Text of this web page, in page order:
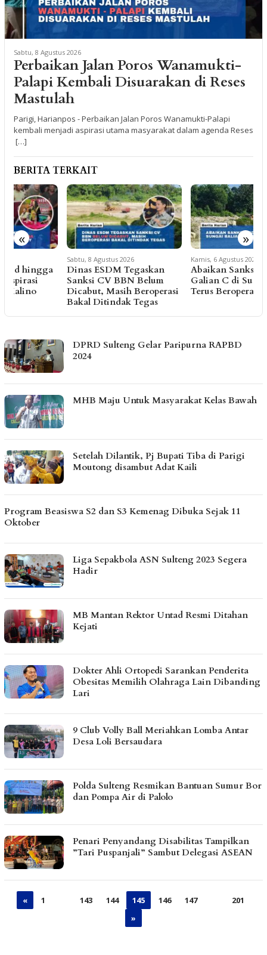
Sabtu, 8 Agustus 2026
Perbaikan Jalan Poros Wanamukti-
Palapi Kembali Disuarakan di Reses
Mastulah
Parigi, Harianpos - Perbaikan Jalan Poros Wanamukti-Palapi
kembali menjadi aspirasi utama masyarakat dalam agenda Reses
[…]
BERITA TERKAIT
« »
Sabtu, 8 Agustus 2026
Dinas ESDM Tegaskan
Sanksi CV BBN Belum
Dicabut, Masih Beroperasi
Bakal Ditindak Tegas
Kamis, 6 Agustus 2026
Abaikan Sanksi ESDM,
Galian C di Sungai Baliara
Terus Beroperasi
HARIANPOS.COMDPRD Sulteng Gelar Paripurna RAPBD
2024
MHB Maju Untuk Masyarakat Kelas Bawah
Setelah Dilantik, Pj Bupati Tiba di Parigi
Moutong disambut Adat Kaili
Program Beasiswa S2 dan S3 Kemenag Dibuka Sejak 11
Oktober
Liga Sepakbola ASN Sulteng 2023 Segera
Hadir
MB Mantan Rektor Untad Resmi Ditahan
Kejati
Dokter Ahli Ortopedi Sarankan Penderita
Obesitas Memilih Olahraga Lain Dibanding
Lari
9 Club Volly Ball Meriahkan Lomba Antar
Desa Loli Bersaudara
Polda Sulteng Resmikan Bantuan Sumur Bor
dan Pompa Air di Palolo
Penari Penyandang Disabilitas Tampilkan
”Tari Puspanjali” Sambut Delegasi ASEAN
« 1 143 144 145 146 147
201
»